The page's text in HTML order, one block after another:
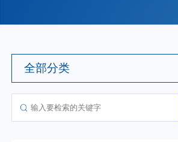
指数专区
FOF
全部分类